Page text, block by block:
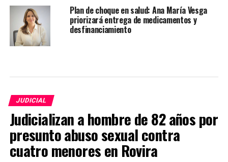
Plan de choque en salud: Ana María Vesga
priorizará entrega de medicamentos y
desfinanciamiento
JUDICIAL
Judicializan a hombre de 82 años por
presunto abuso sexual contra
cuatro menores en Rovira